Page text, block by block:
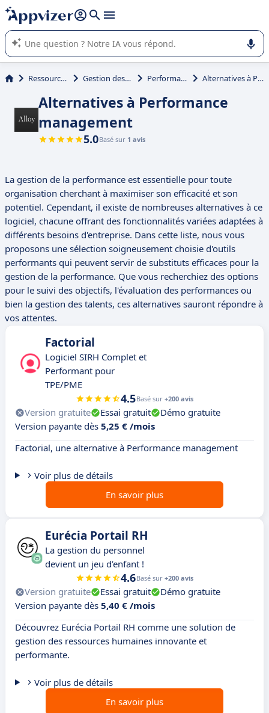
répondre (plusieurs lignes avec
L'IA de Appvizer vous guide dans l'utilisation ou la sélection de
logiciel SaaS en entreprise.
Ressources Humaines (RH) Gestion des données RH (BDESE) Performance management Alternatives à Performance management
Alternatives à Performance
management
5.0Basé sur 1 avis
La gestion de la performance est essentielle pour toute
organisation cherchant à maximiser son efficacité et son
potentiel. Cependant, il existe de nombreuses alternatives à ce
logiciel, chacune offrant des fonctionnalités variées adaptées à
différents besoins d'entreprise. Dans cette liste, nous vous
proposons une sélection soigneusement choisie d'outils
performants qui peuvent servir de substituts efficaces pour la
gestion de la performance. Que vous recherchiez des options
pour le suivi des objectifs, l'évaluation des performances ou
bien la gestion des talents, ces alternatives sauront répondre à
vos attentes.
Factorial
Logiciel SIRH Complet et
Performant pour
TPE/PME
4.5Basé sur +200 avis
Version gratuite Essai gratuit
Démo gratuite
Version payante dès 5,25 € /mois
Factorial, une alternative à Performance management
Voir plus de détails
En savoir plus
Eurécia Portail RH
La gestion du personnel
devient un jeu d’enfant !
4.6Basé sur +200 avis
Version gratuite Essai gratuit
Démo gratuite
Version payante dès 5,40 € /mois
Découvrez Eurécia Portail RH comme une solution de
gestion des ressources humaines innovante et
performante.
Voir plus de détails
En savoir plus